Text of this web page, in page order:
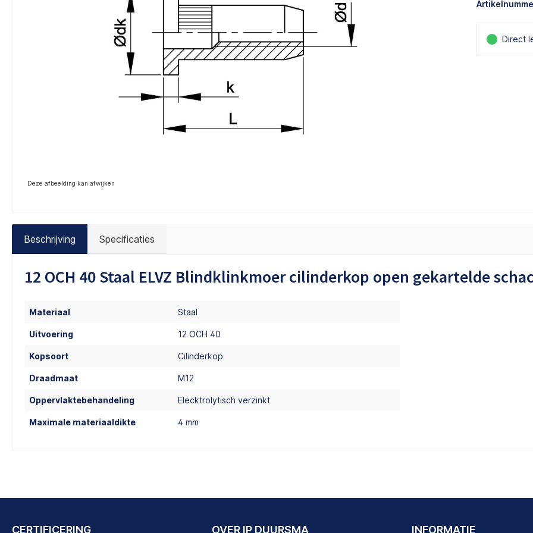
Deze afbeelding kan afwijken
Direct
Beschrijving Specificaties
12 OCH 40 Staal ELVZ Blindklinkmoer cilinderkop open gekartelde
Materiaal Staal
Uitvoering 12 OCH 40
Kopsoort Cilinderkop
Draadmaat M12
Oppervlaktebehandeling Elecktrolytisch verzinkt
Maximale materiaaldikte 4 mm
OVER IP DUURSMA INFORMATIE
CERTIFICERING